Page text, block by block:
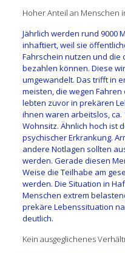
Hoher Anteil an Menschen
Jährlich werden rund 9000
inhaftiert, weil sie
Fahrschein nutzen und
bezahlen können. Diese
umgewandelt. Das trifft in
meisten, die wegen
lebten zuvor in prekären
ihnen waren arbeitslos,
Wohnsitz. Ähnlich hoch ist
psychischer Erkrankung.
andere Notlagen sollten
werden. Gerade diesen
Weise die Teilhabe am
werden. Die Situation in
Menschen extrem
prekäre Lebenssituation
deutlich.
Kein ausgeglichenes